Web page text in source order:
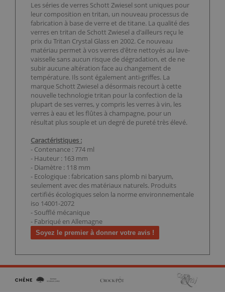
Les séries de verres Schott Zwiesel sont uniques pour
leur composition en tritan, un nouveau processus de
fabrication à base de verre et de titane. La qualité des
verres en tritan de Schott Zwiesel a d'ailleurs reçu le
prix du Tritan Crystal Glass en 2002. Ce nouveau
matériau permet à vos verres d'être nettoyés au lave-
vaisselle sans aucun risque de dégradation, et de ne
subir aucune altération face au changement de
température. Ils sont également anti-griffes. La
marque Schott Zwiesel a désormais recourt à cette
nouvelle technologie tritan pour la confection de la
plupart de ses verres, y compris les verres à vin, les
verres à eau et les flûtes à champagne, pour un
résultat plus souple et un degré de pureté très élevé.
Caractéristiques :
- Contenance : 774 ml
- Hauteur : 163 mm
- Diamètre : 118 mm
- Ecologique : fabrication sans plomb ni baryum,
seulement avec des matériaux naturels. Produits
certifiés écologiques selon la norme environnementale
iso 14001-2072
- Soufflé mécanique
- Fabriqué en Allemagne
Soyez le premier à donner votre avis !